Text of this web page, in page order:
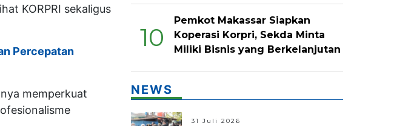
KORPRI sekaligus
Percepatan
memperkuat
10
Pemkot Makassar Siapkan
Koperasi Korpri, Sekda Minta
Miliki Bisnis yang Berkelanjutan
NEWS
31 Juli 2026